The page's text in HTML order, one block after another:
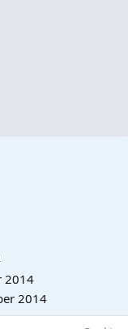
2014
2014